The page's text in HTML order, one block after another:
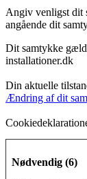
Angiv venligst dit
angående dit
Dit samtykke
installationer.dk
Din aktuelle
Ændring af dit
Nødvendig (6)